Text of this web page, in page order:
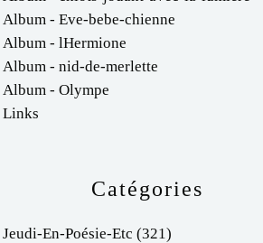
Catégories
Jeudi-En-Poésie-Etc (321)
Album - Eve-bebe-chienne
Album - lHermione
Album - nid-de-merlette
Album - Olympe
Links